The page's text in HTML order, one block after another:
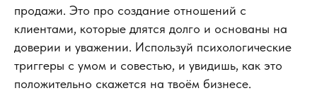
продажи. Это про создание отношений с
клиентами, которые длятся долго и основаны на
доверии и уважении. Используй психологические
триггеры с умом и совестью, и увидишь, как это
положительно скажется на твоём бизнесе.